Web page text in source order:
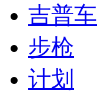
吉普车
步枪
计划